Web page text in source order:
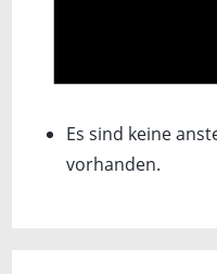
Es sind keine
vorhanden.